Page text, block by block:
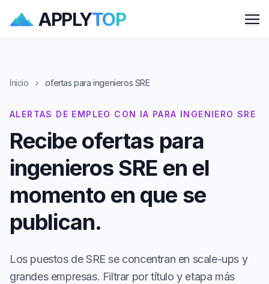
APPLYTOP
Inicio › ofertas para ingenieros SRE
ALERTAS DE EMPLEO CON IA PARA INGENIERO SRE
Recibe ofertas para
ingenieros SRE en el
momento en que se
publican.
Los puestos de SRE se concentran en scale-ups y
grandes empresas. Filtrar por título y etapa más